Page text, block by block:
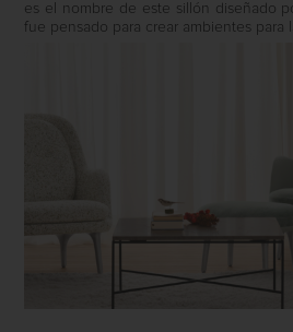
es el nombre de este sillón diseñado
fue pensado para crear ambientes para